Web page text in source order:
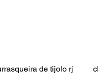
de tijolo rj